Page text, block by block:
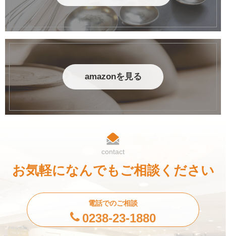
amazonを見る
contact
お気軽になんでもご相談ください
電話でのご相談
0238-23-1880